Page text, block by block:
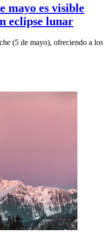
mayo es visible
eclipse lunar
(5 de mayo), ofreciendo a los